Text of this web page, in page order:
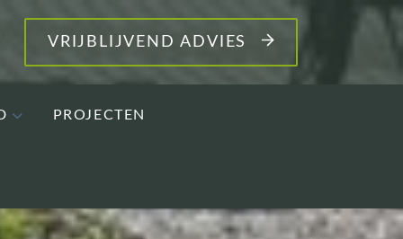
VRIJBLIJVEND ADVIES
PROJECTEN